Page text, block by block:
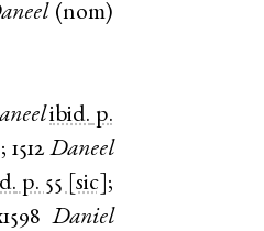
(nom)
ibid. p.
; 1512 Daneel
p. 55 [sic] ;
Daniel